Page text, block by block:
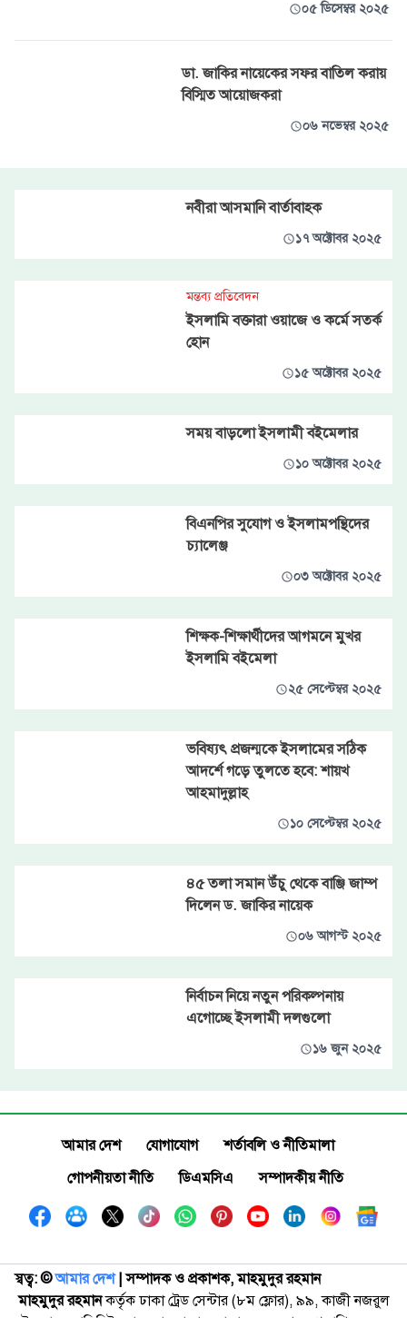
০৫ ডিসেম্বর ২০২৫
ডা. জাকির নায়েকের সফর বাতিল করায়
বিস্মিত আয়োজকরা
০৬ নভেম্বর ২০২৫
নবীরা আসমানি বার্তাবাহক
১৭ অক্টোবর ২০২৫
মন্তব্য প্রতিবেদন
ইসলামি বক্তারা ওয়াজে ও কর্মে সতর্ক
হোন
১৫ অক্টোবর ২০২৫
সময় বাড়লো ইসলামী বইমেলার
১০ অক্টোবর ২০২৫
বিএনপির সুযোগ ও ইসলামপন্থিদের
চ্যালেঞ্জ
০৩ অক্টোবর ২০২৫
শিক্ষক-শিক্ষার্থীদের আগমনে মুখর
ইসলামি বইমেলা
২৫ সেপ্টেম্বর ২০২৫
ভবিষ্যৎ প্রজন্মকে ইসলামের সঠিক
আদর্শে গড়ে তুলতে হবে: শায়খ
আহমাদুল্লাহ
১০ সেপ্টেম্বর ২০২৫
৪৫ তলা সমান উঁচু থেকে বাঞ্জি জাম্প
দিলেন ড. জাকির নায়েক
০৬ আগস্ট ২০২৫
নির্বাচন নিয়ে নতুন পরিকল্পনায়
এগোচ্ছে ইসলামী দলগুলো
১৬ জুন ২০২৫
আমার দেশ যোগাযোগ
শর্তাবলি ও নীতিমালা
গোপনীয়তা নীতি
ডিএমসিএ সম্পাদকীয় নীতি
স্বত্ব: ©️আমার দেশ| সম্পাদক ও প্রকাশক, মাহমুদুর রহমান
মাহমুদুর রহমানকর্তৃক ঢাকা ট্রেড সেন্টার (৮ম ফ্লোর), ৯৯, কাজী নজরুল